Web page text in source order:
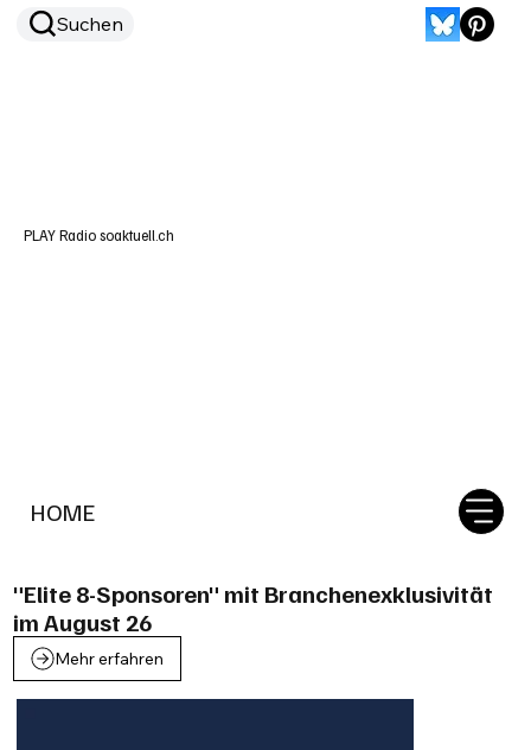
HOME
Suchen
PLAY Radio soaktuell.ch
"Elite 8-Sponsoren" mit Branchenexklusivität
im August 26
Mehr erfahren